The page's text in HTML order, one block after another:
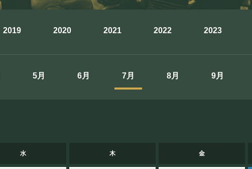
機材リスト
FOOD&DRINK
2019 2020 2021 2022 2023
5月 6月 7月 8月 9月
水 木 金